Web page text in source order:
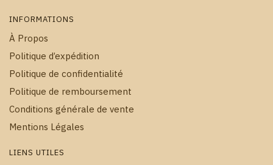
INFORMATIONS
À Propos
Politique d’expédition
Politique de confidentialité
Politique de remboursement
Conditions générale de vente
Mentions Légales
LIENS UTILES